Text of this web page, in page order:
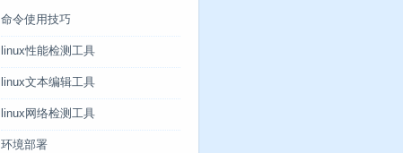
命令使用技巧
linux性能检测工具
linux文本编辑工具
linux网络检测工具
环境部署